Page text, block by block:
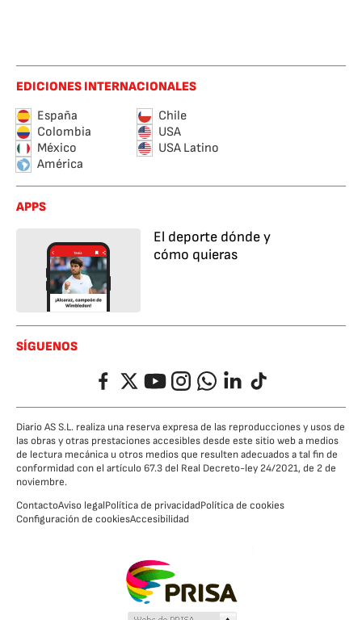
EDICIONES INTERNACIONALES
España
Chile
Colombia
USA
México
USA Latino
América
APPS
El deporte dónde y
cómo quieras
SÍGUENOS
FacebookTwitterYouTubeInstagramWhatsappLinkedIn
TikTok
Diario AS S.L. realiza una reserva expresa de las reproducciones y usos de
las obras y otras prestaciones accesibles desde este sitio web a medios
de lectura mecánica u otros medios que resulten adecuados a tal fin de
conformidad con el artículo 67.3 del Real Decreto-ley 24/2021, de 2 de
noviembre.
ContactoAviso legalPolítica de privacidadPolítica de cookies
Configuración de cookiesAccesibilidad